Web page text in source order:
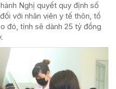
Nghị quyết quy định số
với nhân viên y tế thôn, tổ
đó, tỉnh sẽ dành 25 tỷ đồng